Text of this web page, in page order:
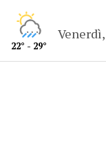
22° - 29°